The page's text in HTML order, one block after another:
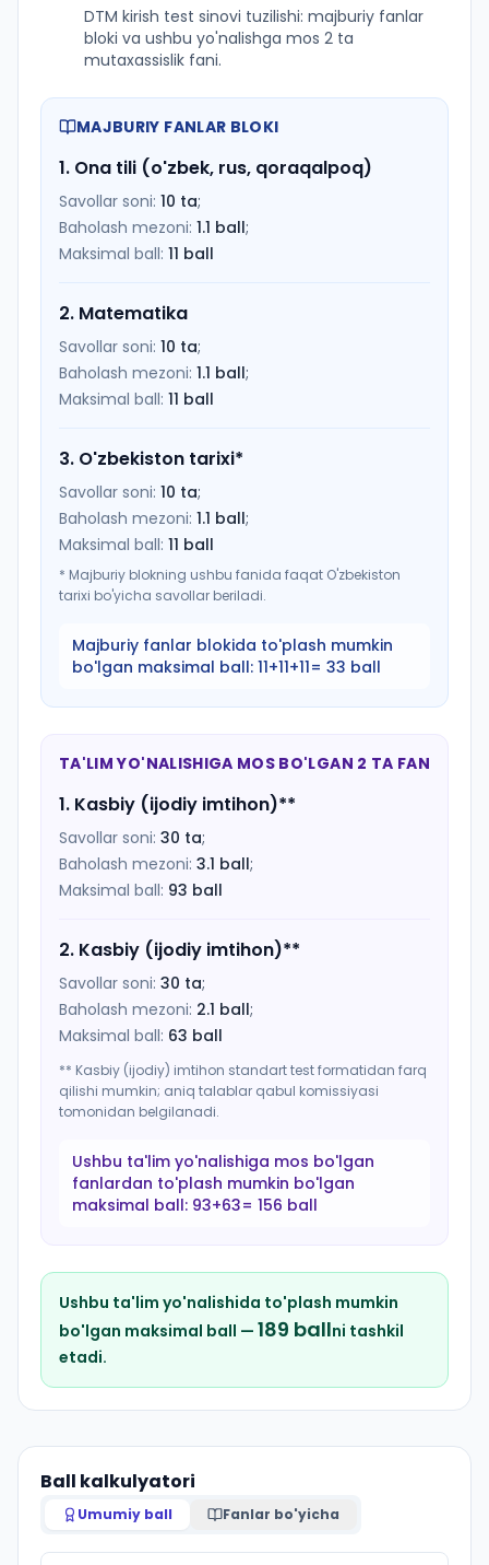
DTM kirish test sinovi tuzilishi: majburiy fanlar
bloki va ushbu yo'nalishga mos 2 ta
mutaxassislik fani.
MAJBURIY FANLAR BLOKI
1. Ona tili (o'zbek, rus, qoraqalpoq)
Savollar soni: 10 ta;
Baholash mezoni: 1.1 ball;
Maksimal ball: 11 ball
2. Matematika
Savollar soni: 10 ta;
Baholash mezoni: 1.1 ball;
Maksimal ball: 11 ball
3. O'zbekiston tarixi*
Savollar soni: 10 ta;
Baholash mezoni: 1.1 ball;
Maksimal ball: 11 ball
* Majburiy blokning ushbu fanida faqat O'zbekiston
tarixi bo'yicha savollar beriladi.
Majburiy fanlar blokida to'plash mumkin
bo'lgan maksimal ball: 11+11+11= 33 ball
TA'LIM YO'NALISHIGA MOS BO'LGAN 2 TA FAN
1. Kasbiy (ijodiy imtihon)**
Savollar soni: 30 ta;
Baholash mezoni: 3.1 ball;
Maksimal ball: 93 ball
2. Kasbiy (ijodiy imtihon)**
Savollar soni: 30 ta;
Baholash mezoni: 2.1 ball;
Maksimal ball: 63 ball
** Kasbiy (ijodiy) imtihon standart test formatidan farq
qilishi mumkin; aniq talablar qabul komissiyasi
tomonidan belgilanadi.
Ushbu ta'lim yo'nalishiga mos bo'lgan
fanlardan to'plash mumkin bo'lgan
maksimal ball: 93+63= 156 ball
Ushbu ta'lim yo'nalishida to'plash mumkin
bo'lgan maksimal ball — 189 ballni tashkil
etadi.
Ball kalkulyatori
Umumiy ball Fanlar bo'yicha